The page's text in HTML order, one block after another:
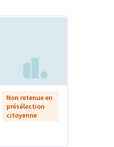
Non retenue en
présélection
citoyenne